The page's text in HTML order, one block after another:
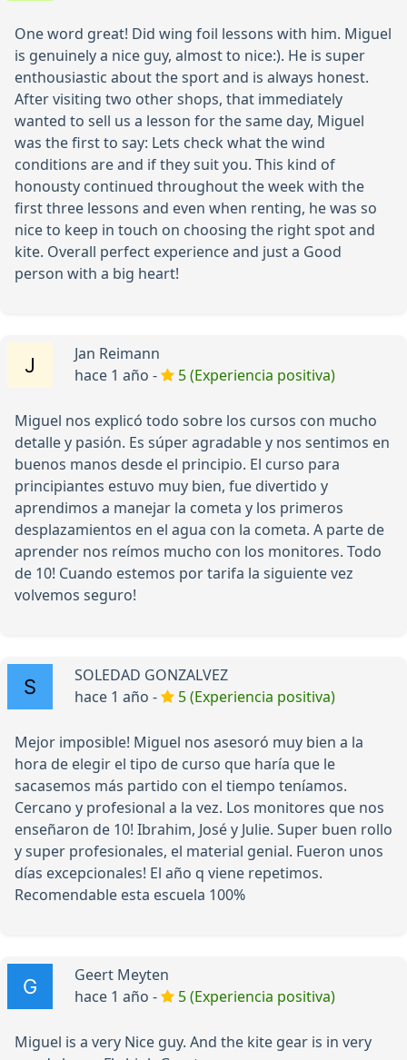
One word great! Did wing foil lessons with him. Miguel
is genuinely a nice guy, almost to nice:). He is super
enthousiastic about the sport and is always honest.
After visiting two other shops, that immediately
wanted to sell us a lesson for the same day, Miguel
was the first to say: Lets check what the wind
conditions are and if they suit you. This kind of
honousty continued throughout the week with the
first three lessons and even when renting, he was so
nice to keep in touch on choosing the right spot and
kite. Overall perfect experience and just a Good
person with a big heart!
Jan Reimann
hace 1 año -
5 (Experiencia positiva)
Miguel nos explicó todo sobre los cursos con mucho
detalle y pasión. Es súper agradable y nos sentimos en
buenos manos desde el principio. El curso para
principiantes estuvo muy bien, fue divertido y
aprendimos a manejar la cometa y los primeros
desplazamientos en el agua con la cometa. A parte de
aprender nos reímos mucho con los monitores. Todo
de 10! Cuando estemos por tarifa la siguiente vez
volvemos seguro!
SOLEDAD GONZALVEZ
hace 1 año -
5 (Experiencia positiva)
Mejor imposible! Miguel nos asesoró muy bien a la
hora de elegir el tipo de curso que haría que le
sacasemos más partido con el tiempo teníamos.
Cercano y profesional a la vez. Los monitores que nos
enseñaron de 10! Ibrahim, José y Julie. Super buen rollo
y super profesionales, el material genial. Fueron unos
días excepcionales! El año q viene repetimos.
Recomendable esta escuela 100%
Geert Meyten
hace 1 año -
5 (Experiencia positiva)
Miguel is a very Nice guy. And the kite gear is in very